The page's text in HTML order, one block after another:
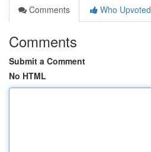
Comments
Who Upvoted
Comments
Submit a Comment
No HTML